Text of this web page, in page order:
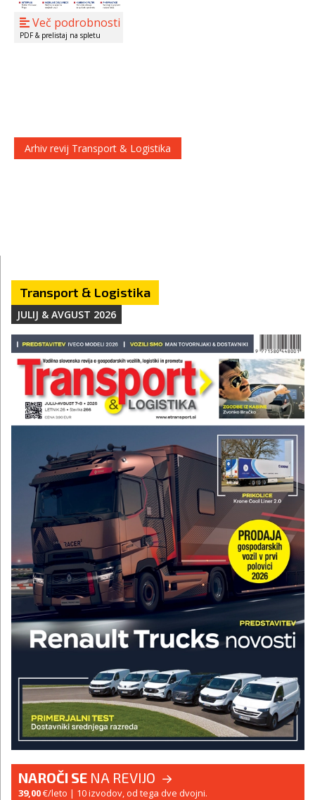
Več podrobnosti
PDF & prelistaj na spletu
Arhiv revij Transport & Logistika
Transport & Logistika
JULIJ & AVGUST 2026
NAROČI SE NA REVIJO
39,00€/leto | 10 izvodov, od tega dve dvojni.